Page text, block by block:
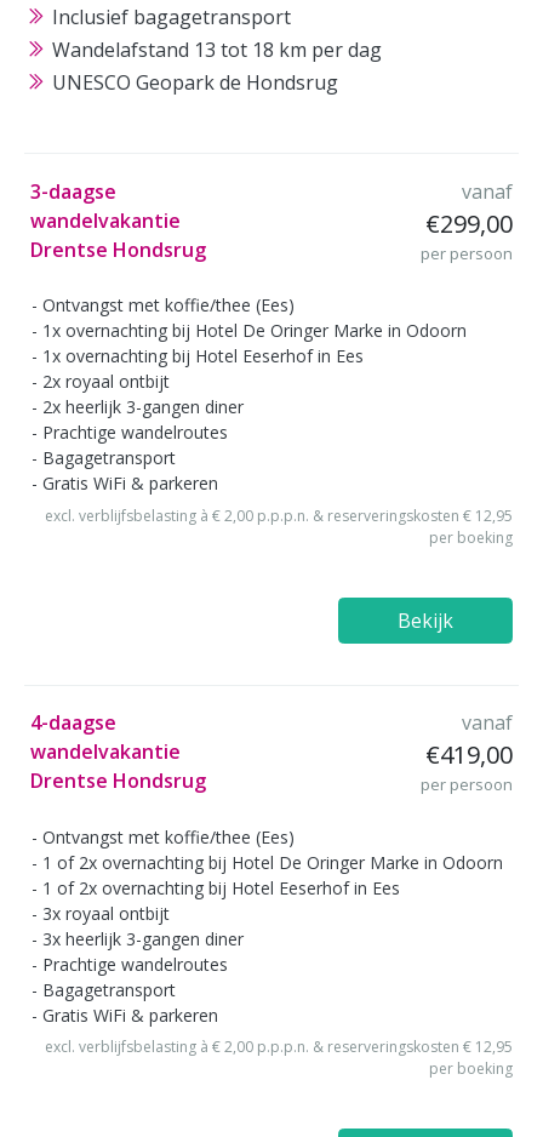
Inclusief bagagetransport
Wandelafstand 13 tot 18 km per dag
UNESCO Geopark de Hondsrug
3-daagse
wandelvakantie
Drentse Hondsrug
vanaf
€299,00
per persoon
Ontvangst met koffie/thee (Ees)
1x overnachting bij Hotel De Oringer Marke in Odoorn
1x overnachting bij Hotel Eeserhof in Ees
2x royaal ontbijt
2x heerlijk 3-gangen diner
Prachtige wandelroutes
Bagagetransport
Gratis WiFi & parkeren
excl. verblijfsbelasting à € 2,00 p.p.p.n. & reserveringskosten € 12,95
per boeking
Bekijk
4-daagse
wandelvakantie
Drentse Hondsrug
vanaf
€419,00
per persoon
Ontvangst met koffie/thee (Ees)
1 of 2x overnachting bij Hotel De Oringer Marke in Odoorn
1 of 2x overnachting bij Hotel Eeserhof in Ees
3x royaal ontbijt
3x heerlijk 3-gangen diner
Prachtige wandelroutes
Bagagetransport
Gratis WiFi & parkeren
excl. verblijfsbelasting à € 2,00 p.p.p.n. & reserveringskosten € 12,95
per boeking